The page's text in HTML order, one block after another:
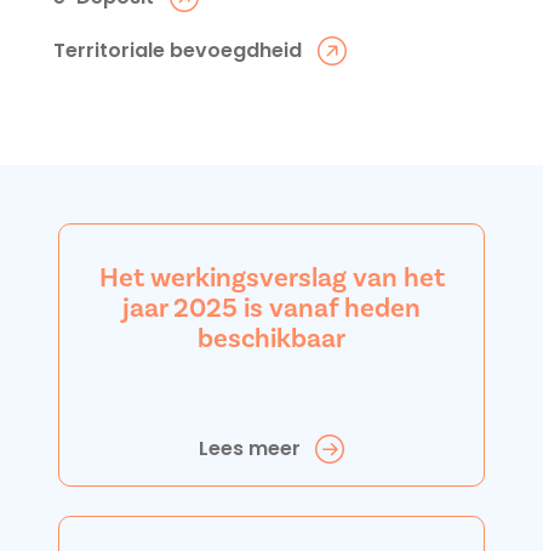
Territoriale bevoegdheid
Het werkingsverslag van het
jaar 2025 is vanaf heden
beschikbaar
Lees meer